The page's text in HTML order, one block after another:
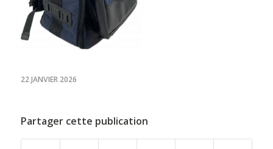
22 JANVIER 2026
Partager cette publication